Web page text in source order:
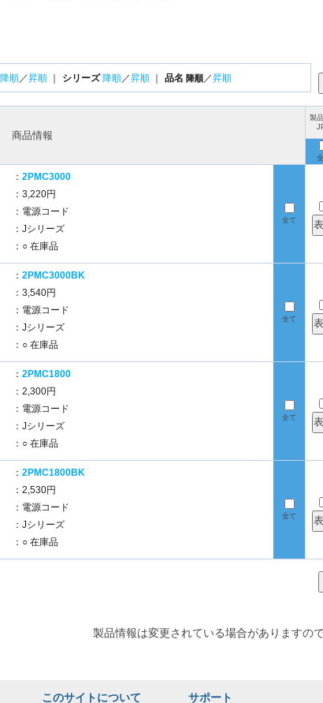
降順／昇順 シリーズ 降順／昇順 品名 降順／昇順
商品情報
製
： 2PMC3000
：3,220円
：電源コード
：Jシリーズ
：○ 在庫品
全て
： 2PMC3000BK
：3,540円
：電源コード
：Jシリーズ
：○ 在庫品
全て
： 2PMC1800
：2,300円
：電源コード
：Jシリーズ
：○ 在庫品
全て
： 2PMC1800BK
：2,530円
：電源コード
：Jシリーズ
：○ 在庫品
全て
製品情報は変更されている場合がありますの
このサイトについて サポート